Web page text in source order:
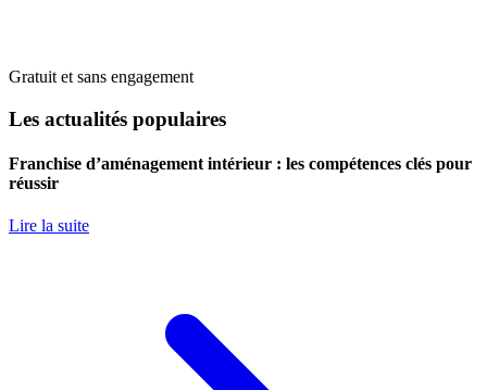
Gratuit et sans engagement
Les actualités populaires
Franchise d’aménagement intérieur : les compétences clés pour
réussir
Lire la suite